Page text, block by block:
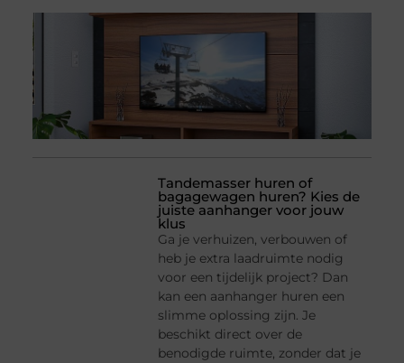
Tandemasser huren of
bagagewagen huren? Kies de
juiste aanhanger voor jouw
klus
Ga je verhuizen, verbouwen of
heb je extra laadruimte nodig
voor een tijdelijk project? Dan
kan een aanhanger huren een
slimme oplossing zijn. Je
beschikt direct over de
benodigde ruimte, zonder dat je